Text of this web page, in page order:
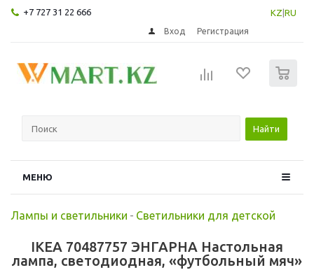
+7 727 31 22 666 KZ RU
Вход Регистрация
Найти
МЕНЮ
Лампы и светильники - Светильники для детской
IKEA 70487757 ЭНГАРНА Настольная
лампа, светодиодная, «футбольный мяч»